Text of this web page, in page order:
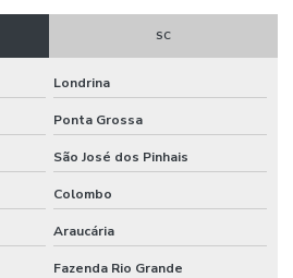
civil
comercial
SC
Londrina
Ponta Grossa
São José dos Pinhais
Colombo
Araucária
Fazenda Rio Grande